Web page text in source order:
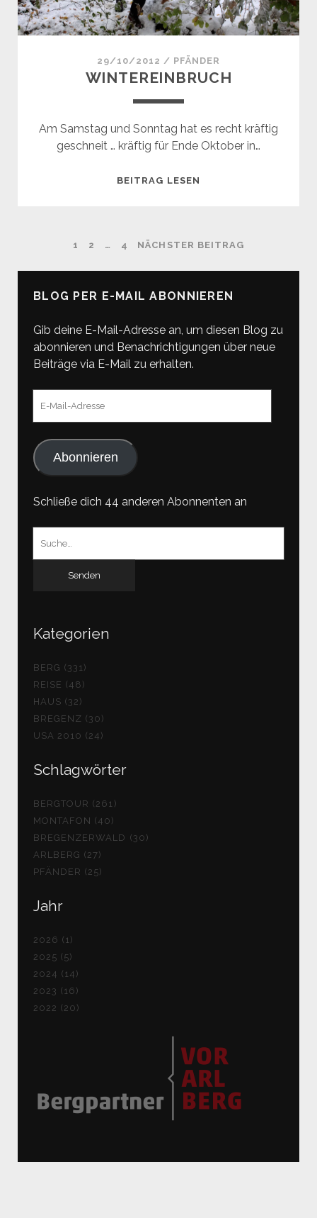
29/10/2012 / PFÄNDER
WINTEREINBRUCH
Am Samstag und Sonntag hat es recht kräftig
geschneit … kräftig für Ende Oktober in…
BEITRAG LESEN
SEITENNUMMERIERUNG
DER
BEITRÄGE
1 2 … 4 NÄCHSTER BEITRAG
BLOG PER E-MAIL ABONNIEREN
Gib deine E-Mail-Adresse an, um diesen Blog zu
abonnieren und Benachrichtigungen über neue
Beiträge via E-Mail zu erhalten.
Abonnieren
Schließe dich 44 anderen Abonnenten an
Kategorien
BERG (331)
REISE (48)
HAUS (32)
BREGENZ (30)
USA 2010 (24)
Schlagwörter
BERGTOUR (261)
MONTAFON (40)
BREGENZERWALD (30)
ARLBERG (27)
PFÄNDER (25)
Jahr
2026 (1)
2025 (5)
2024 (14)
2023 (16)
2022 (20)